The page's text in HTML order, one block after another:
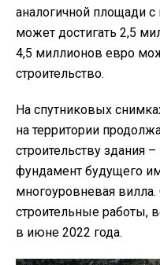
аналогичной площади
может достигать 2,5
4,5 миллионов евро
строительство.
На спутниковых
на территории
строительству здания
фундамент будущего
многоуровневая вилла.
строительные работы,
в июне 2022 года.